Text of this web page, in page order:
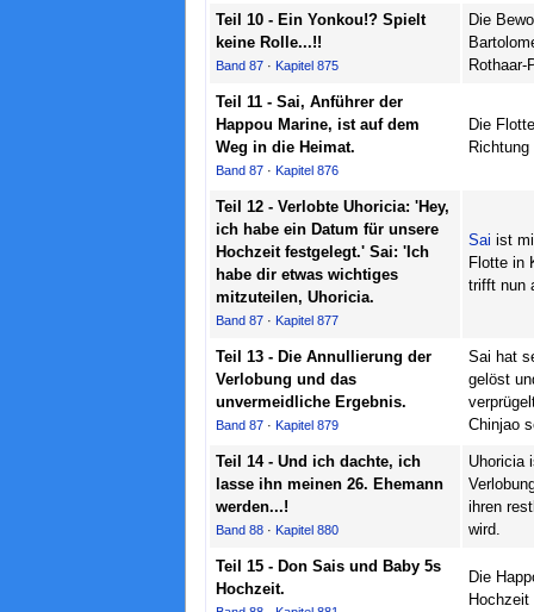
Teil 10 - Ein Yonkou!? Spielt
keine Rolle...!!
Band 87· Kapitel 875
Die
Rothaar-
Teil 11 - Sai, Anführer der
Happou Marine, ist auf dem
Weg in die Heimat.
Band 87· Kapitel 876
Die
Richtung
Teil 12 - Verlobte Uhoricia: 'Hey,
ich habe ein Datum für unsere
Hochzeit festgelegt.' Sai: 'Ich
habe dir etwas wichtiges
mitzuteilen, Uhoricia.
Band 87· Kapitel 877
Sai ist
Flotte in
trifft nun
Teil 13 - Die Annullierung der
Verlobung und das
unvermeidliche Ergebnis.
Band 87· Kapitel 879
Sai hat
gelöst
Chinjao
Teil 14 - Und ich dachte, ich
lasse ihn meinen 26. Ehemann
werden...!
Band 88· Kapitel 880
Uhoricia
ihren
wird.
Teil 15 - Don Sais und Baby 5s
Hochzeit.
Die